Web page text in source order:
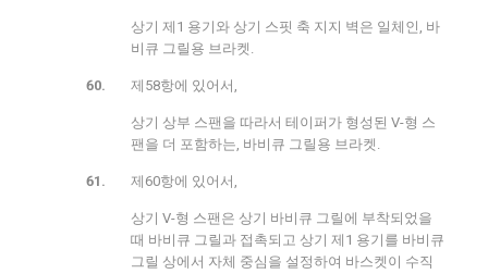
상기 제1 용기와 상기 스핏 축 지지 벽은 일체인, 바
비큐 그릴용 브라켓.
제58항에 있어서,
상기 상부 스팬을 따라서 테이퍼가 형성된 V-형 스
팬을 더 포함하는, 바비큐 그릴용 브라켓.
제60항에 있어서,
상기 V-형 스팬은 상기 바비큐 그릴에 부착되었을
때 바비큐 그릴과 접촉되고 상기 제1 용기를 바비큐
그릴 상에서 자체 중심을 설정하여 바스켓이 수직